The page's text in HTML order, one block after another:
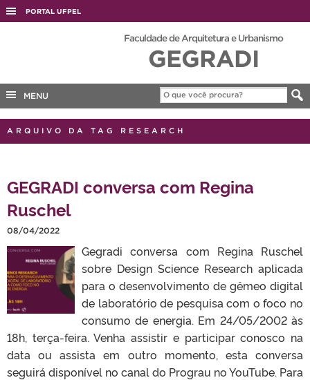
PORTAL UFPEL
EDITAIS
Faculdade de Arquitetura e Urbanismo
GEGRADI
MENU
ARQUIVO DA TAG RESEARCH
GEGRADI conversa com Regina
Ruschel
08/04/2022
Gegradi conversa com Regina Ruschel
sobre Design Science Research aplicada
para o desenvolvimento de gêmeo digital
de laboratório de pesquisa com o foco no
consumo de energia. Em 24/05/2002 às
18h, terça-feira. Venha assistir e participar conosco na
data ou assista em outro momento, esta conversa
seguirá disponível no canal do Prograu no YouTube. Para